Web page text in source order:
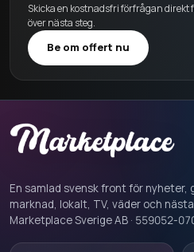
Skicka en kostnadsfri förfrågan
över nästa steg.
Be om offert nu
En samlad svensk front för nyheter,
marknad, lokalt, TV, väder och
Marketplace Sverige AB · 559052-